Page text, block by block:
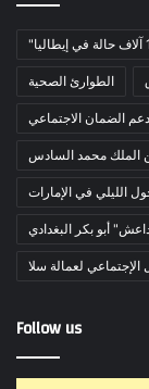
الطوارئ الصحية
الضمان الاجتماعي
الملك محمد السادس
الليلي في الإمارات
أبو بكر البغدادي
Follow us